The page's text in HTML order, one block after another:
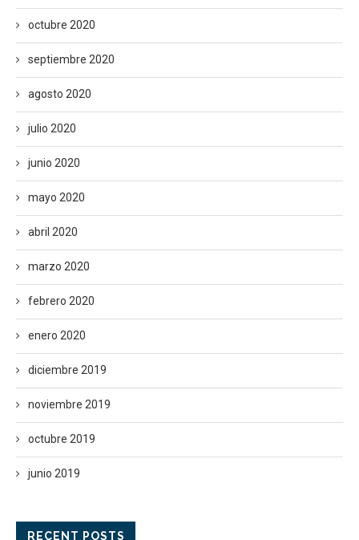
octubre 2020
septiembre 2020
agosto 2020
julio 2020
junio 2020
mayo 2020
abril 2020
marzo 2020
febrero 2020
enero 2020
diciembre 2019
noviembre 2019
octubre 2019
junio 2019
RECENT POSTS